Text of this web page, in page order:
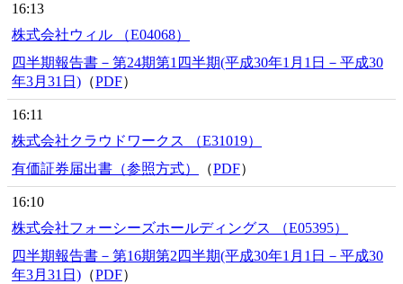
16:13
株式会社ウィル （E04068）
四半期報告書－第24期第1四半期(平成30年1月1日－平成30
年3月31日) （PDF）
16:11
株式会社クラウドワークス （E31019）
有価証券届出書（参照方式）
（PDF）
16:10
株式会社フォーシーズホールディングス （E05395）
四半期報告書－第16期第2四半期(平成30年1月1日－平成30
年3月31日) （PDF）